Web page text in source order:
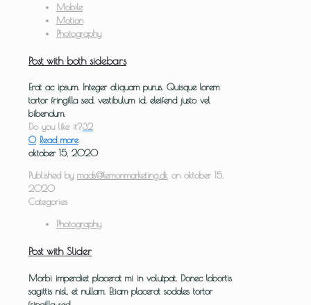
Mobile
Motion
Photography
Post with both sidebars
Erat ac ipsum. Integer aliquam purus. Quisque lorem
tortor fringilla sed, vestibulum id, eleifend justo vel
bibendum.
Do you like it?32
0 Read more
oktober 15, 2020
Published by mads@lemonmarketing.dk on oktober 15,
2020
Categories
Photography
Post with Slider
Morbi imperdiet placerat mi in volutpat. Donec lobortis
sagittis nisl, et nullam. Etiam placerat sodales tortor